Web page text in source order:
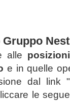
alle
e in quelle
dal link
le